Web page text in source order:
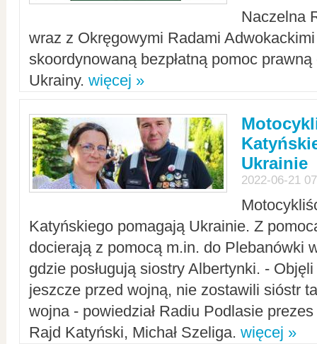
Naczelna
wraz z Okręgowymi Radami Adwokackimi
skoordynowaną bezpłatną pomoc
Ukrainy. więcej »
Ukrainie
2022-06-21
Katyńskiego pomagają Ukrainie. Z
docierają z pomocą m.in. do Plebanówki
gdzie posługują siostry Albertynki. -
jeszcze przed wojną, nie zostawili sióstr
wojna - powiedział Radiu Podlasie
Rajd Katyński, Michał Szeliga. więcej »